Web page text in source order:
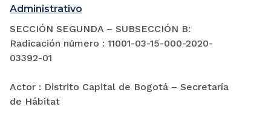
Administrativo
SECCIÓN SEGUNDA – SUBSECCIÓN B:
Radicación número : 11001-03-15-000-2020-
03392-01
Actor : Distrito Capital de Bogotá – Secretaría
de Hábitat